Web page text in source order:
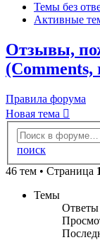
Темы без
Активные
Отзывы,
(Comments,
Правила форума
Новая тема
поиск
46 тем • Страница 1
Темы
Ответы